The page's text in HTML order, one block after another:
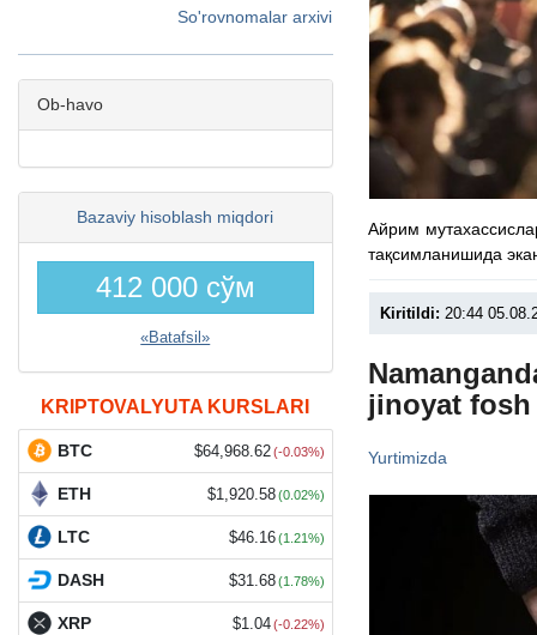
So'rovnomalar arxivi
Ob-havo
Bazaviy hisoblash miqdori
412 000 сўм
«Batafsil»
KRIPTOVALYUTA KURSLARI
BTC $64,968.62 (-0.03%)
ETH $1,920.58 (0.02%)
LTC $46.16 (1.21%)
DASH $31.68 (1.78%)
XRP $1.04 (-0.22%)
Айрим
тақсимланишида
Kiritildi: 20:44
jinoyat fosh
Yurtimizda